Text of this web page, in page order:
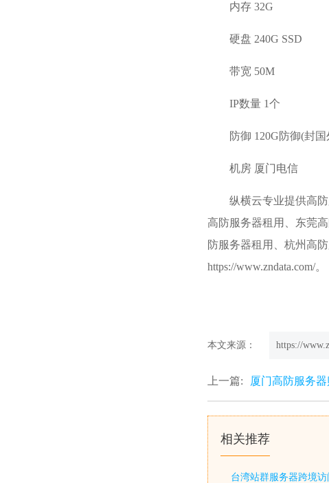
内存 32G
硬盘 240G SSD
带宽 50M
IP数量 1个
防御 120G防御(封
机房 厦门电信
纵横云专业提供高
高防服务器租用
、东莞
防服务器租用
、杭州高
https://www.zndata.com/。
本文来源： https://
上一篇: 厦门高防服务
相关推荐
台湾站群服务器跨境